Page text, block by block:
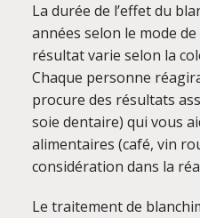
La durée de l’effet du
années selon le mode
résultat varie selon la
Chaque personne
procure des résultats
soie dentaire) qui vous
alimentaires (café, vin
considération dans la
Le traitement de